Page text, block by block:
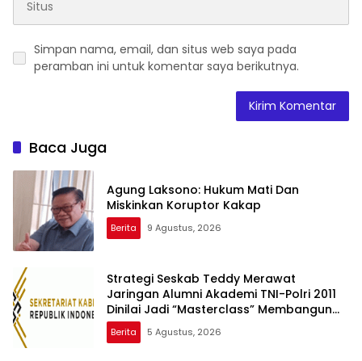
Simpan nama, email, dan situs web saya pada
peramban ini untuk komentar saya berikutnya.
Baca Juga
Agung Laksono: Hukum Mati Dan
Miskinkan Koruptor Kakap
Berita 9 Agustus, 2026
Strategi Seskab Teddy Merawat
Jaringan Alumni Akademi TNI-Polri 2011
Dinilai Jadi “Masterclass” Membangun
Loyalitas
Berita 5 Agustus, 2026